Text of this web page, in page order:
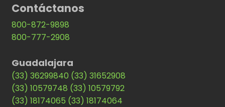
Contáctanos
800-872-9898
800-777-2908
Guadalajara
(33) 36299840 (33) 31652908
(33) 10579748 (33) 10579792
(33) 18174065 (33) 18174064